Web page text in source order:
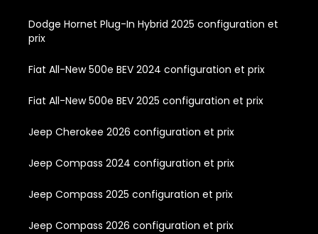
Dodge Hornet Plug-In Hybrid 2025 configuration et
prix
Fiat All-New 500e BEV 2024 configuration et prix
Fiat All-New 500e BEV 2025 configuration et prix
Jeep Cherokee 2026 configuration et prix
Jeep Compass 2024 configuration et prix
Jeep Compass 2025 configuration et prix
Jeep Compass 2026 configuration et prix